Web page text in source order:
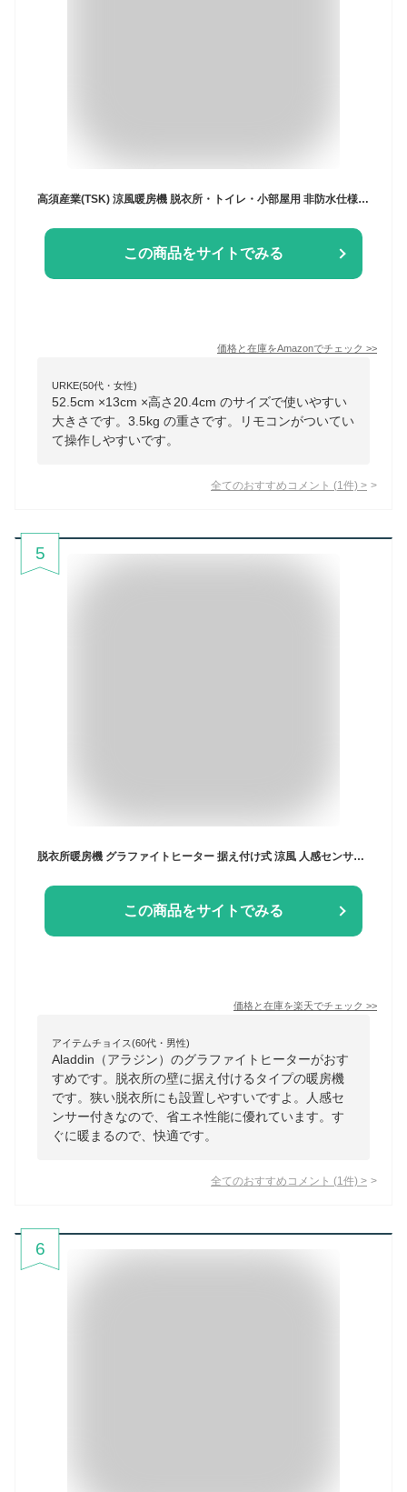
高須産業(TSK) 涼風暖房機 脱衣所・トイレ・小部屋用 非防水仕様 ホワイト SDG-1200GSM
この商品をサイトでみる
価格と在庫をAmazonでチェック >>
URKE(50代・女性)
52.5cm ×13cm ×高さ20.4cm のサイズで使いやすい
大きさです。3.5kg の重さです。リモコンがついてい
て操作しやすいです。
全てのおすすめコメント (1 件) >
5
脱衣所暖房機 グラファイトヒーター 据え付け式 涼風 人感センサー機能付き ADH-G980 ホワイト 電気暖房 ヒーター 暖房 切タイマー リモコン お手入れ簡単 洗面所 壁掛け 通年 アラジン Aladdin 【送料無料】
この商品をサイトでみる
価格と在庫を楽天でチェック >>
アイテムチョイス(60代・男性)
Aladdin（アラジン）のグラファイトヒーターがおす
すめです。脱衣所の壁に据え付けるタイプの暖房機
です。狭い脱衣所にも設置しやすいですよ。人感セ
ンサー付きなので、省エネ性能に優れています。す
ぐに暖まるので、快適です。
全てのおすすめコメント (1 件) >
6